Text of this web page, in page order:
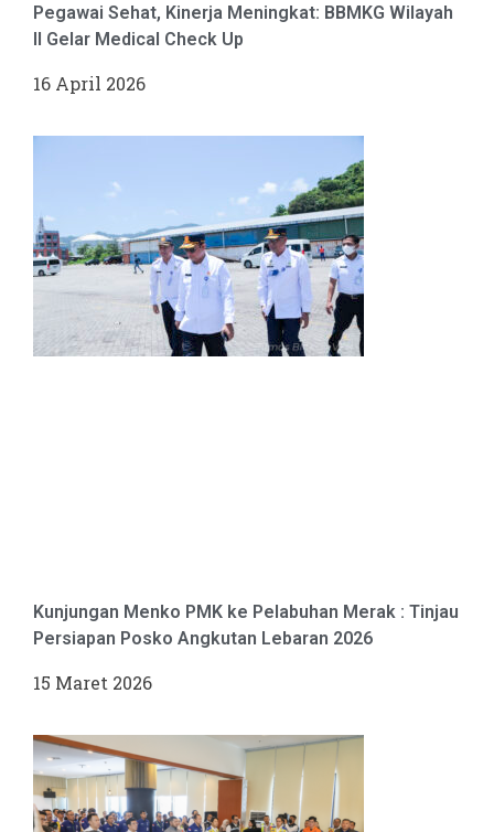
Pegawai Sehat, Kinerja Meningkat: BBMKG Wilayah
II Gelar Medical Check Up
16 April 2026
Kunjungan Menko PMK ke Pelabuhan Merak : Tinjau
Persiapan Posko Angkutan Lebaran 2026
15 Maret 2026